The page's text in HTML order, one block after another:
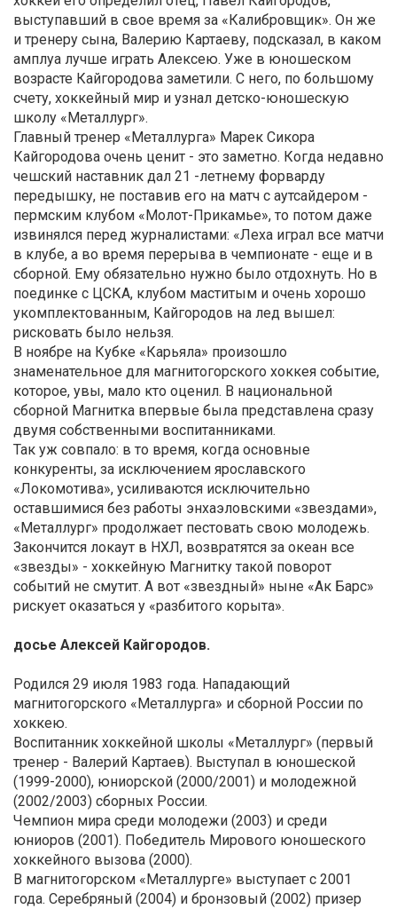
выступавший в свое время за «Калибровщик». Он же
и тренеру сына, Валерию Картаеву, подсказал, в каком
амплуа лучше играть Алексею. Уже в юношеском
возрасте Кайгородова заметили. С него, по большому
счету, хоккейный мир и узнал детско-юношескую
школу «Металлург».
Главный тренер «Металлурга» Марек Сикора
Кайгородова очень ценит - это заметно. Когда недавно
чешский наставник дал 21 -летнему форварду
передышку, не поставив его на матч с аутсайдером -
пермским клубом «Молот-Прикамье», то потом даже
извинялся перед журналистами: «Леха играл все матчи
в клубе, а во время перерыва в чемпионате - еще и в
сборной. Ему обязательно нужно было отдохнуть. Но в
поединке с ЦСКА, клубом маститым и очень хорошо
укомплектованным, Кайгородов на лед вышел:
рисковать было нельзя.
В ноябре на Кубке «Карьяла» произошло
знаменательное для магнитогорского хоккея событие,
которое, увы, мало кто оценил. В национальной
сборной Магнитка впервые была представлена сразу
двумя собственными воспитанниками.
Так уж совпало: в то время, когда основные
конкуренты, за исключением ярославского
«Локомотива», усиливаются исключительно
оставшимися без работы энхаэловскими «звездами»,
«Металлург» продолжает пестовать свою молодежь.
Закончится локаут в НХЛ, возвратятся за океан все
«звезды» - хоккейную Магнитку такой поворот
событий не смутит. А вот «звездный» ныне «Ак Барс»
рискует оказаться у «разбитого корыта».
досье Алексей Кайгородов.
Родился 29 июля 1983 года. Нападающий
магнитогорского «Металлурга» и сборной России по
хоккею.
Воспитанник хоккейной школы «Металлург» (первый
тренер - Валерий Картаев). Выступал в юношеской
(1999-2000), юниорской (2000/2001) и молодежной
(2002/2003) сборных России.
Чемпион мира среди молодежи (2003) и среди
юниоров (2001). Победитель Мирового юношеского
хоккейного вызова (2000).
В магнитогорском «Металлурге» выступает с 2001
года. Серебряный (2004) и бронзовый (2002) призер